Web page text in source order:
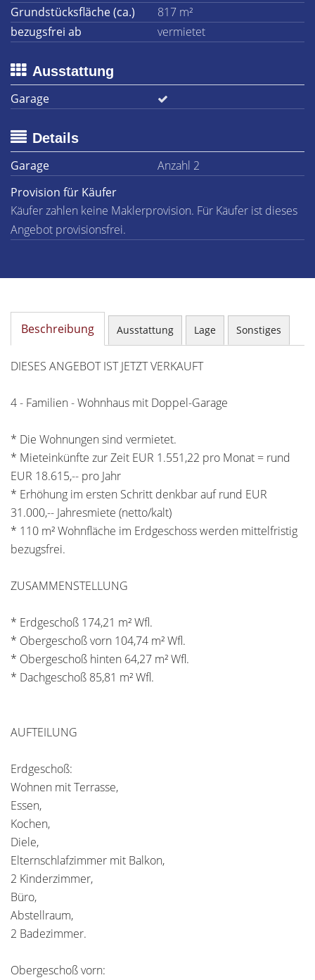
Grundstücksfläche (ca.)
817 m²
bezugsfrei ab
vermietet
Ausstattung
Garage
Details
Garage
Anzahl 2
Provision für Käufer
Käufer zahlen keine Maklerprovision. Für Käufer ist dieses
Angebot provisionsfrei.
Beschreibung Ausstattung Lage Sonstiges
DIESES ANGEBOT IST JETZT VERKAUFT
4 - Familien - Wohnhaus mit Doppel-Garage
* Die Wohnungen sind vermietet.
* Mieteinkünfte zur Zeit EUR 1.551,22 pro Monat = rund
EUR 18.615,-- pro Jahr
* Erhöhung im ersten Schritt denkbar auf rund EUR
31.000,-- Jahresmiete (netto/kalt)
* 110 m² Wohnfläche im Erdgeschoss werden mittelfristig
bezugsfrei.
ZUSAMMENSTELLUNG
* Erdgeschoß 174,21 m² Wfl.
* Obergeschoß vorn 104,74 m² Wfl.
* Obergeschoß hinten 64,27 m² Wfl.
* Dachgeschoß 85,81 m² Wfl.
AUFTEILUNG
Erdgeschoß:
Wohnen mit Terrasse,
Essen,
Kochen,
Diele,
Elternschlafzimmer mit Balkon,
2 Kinderzimmer,
Büro,
Abstellraum,
2 Badezimmer.
Obergeschoß vorn: